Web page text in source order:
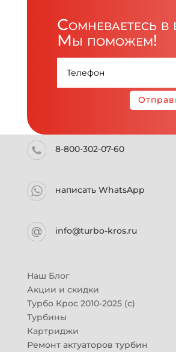
Сомневаетесь в
Мы поможем!
8-800-302-07-60
написать WhatsApp
info@turbo-kros.ru
Наш Блог
Акции и скидки
Турбо Крос 2010-2025 (с)
Турбины
Картриджи
Ремонт актуаторов турбин